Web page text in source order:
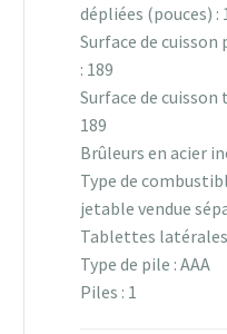
dépliées (pouces) :
Surface de
: 189
Surface de
189
Brûleurs en acier
Type de
jetable vendue
Tablettes latérales
Type de pile : AAA
Piles : 1